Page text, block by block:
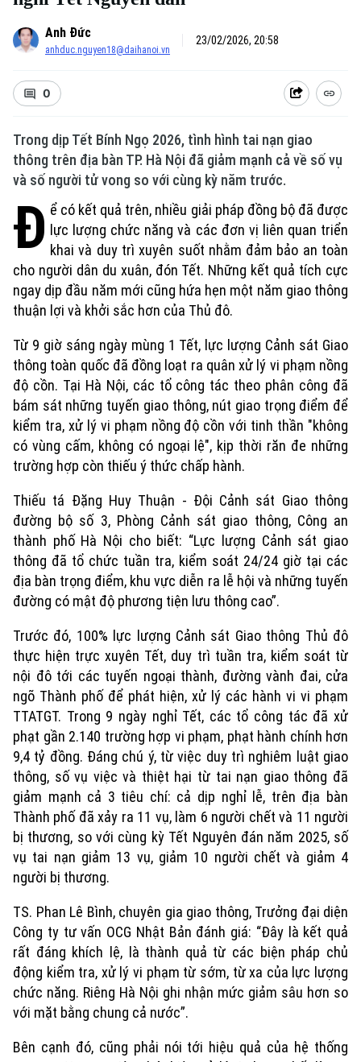
Xu hướng
Anh Đức
anhduc.nguyen18@daihanoi.vn
23/02/2026, 20:58
0
Trong dịp Tết Bính Ngọ 2026, tình hình tai nạn giao
thông trên địa bàn TP. Hà Nội đã giảm mạnh cả về số vụ
và số người tử vong so với cùng kỳ năm trước.
Đ ể có kết quả trên, nhiều giải pháp đồng bộ đã được
lực lượng chức năng và các đơn vị liên quan triển
khai và duy trì xuyên suốt nhằm đảm bảo an toàn
cho người dân du xuân, đón Tết. Những kết quả tích cực
ngay dịp đầu năm mới cũng hứa hẹn một năm giao thông
thuận lợi và khởi sắc hơn của Thủ đô.
Từ 9 giờ sáng ngày mùng 1 Tết, lực lượng Cảnh sát Giao
thông toàn quốc đã đồng loạt ra quân xử lý vi phạm nồng
độ cồn. Tại Hà Nội, các tổ công tác theo phân công đã
bám sát những tuyến giao thông, nút giao trọng điểm để
kiểm tra, xử lý vi phạm nồng độ cồn với tinh thần "không
có vùng cấm, không có ngoại lệ", kịp thời răn đe những
trường hợp còn thiếu ý thức chấp hành.
Thiếu tá Đặng Huy Thuận - Đội Cảnh sát Giao thông
đường bộ số 3, Phòng Cảnh sát giao thông, Công an
thành phố Hà Nội cho biết: “Lực lượng Cảnh sát giao
thông đã tổ chức tuần tra, kiểm soát 24/24 giờ tại các
địa bàn trọng điểm, khu vực diễn ra lễ hội và những tuyến
đường có mật độ phương tiện lưu thông cao”.
Trước đó, 100% lực lượng Cảnh sát Giao thông Thủ đô
thực hiện trực xuyên Tết, duy trì tuần tra, kiểm soát từ
nội đô tới các tuyến ngoại thành, đường vành đai, cửa
ngõ Thành phố để phát hiện, xử lý các hành vi vi phạm
TTATGT. Trong 9 ngày nghỉ Tết, các tổ công tác đã xử
phạt gần 2.140 trường hợp vi phạm, phạt hành chính hơn
9,4 tỷ đồng. Đáng chú ý, từ việc duy trì nghiêm luật giao
thông, số vụ việc và thiệt hại từ tai nạn giao thông đã
giảm mạnh cả 3 tiêu chí: cả dịp nghỉ lễ, trên địa bàn
Thành phố đã xảy ra 11 vụ, làm 6 người chết và 11 người
bị thương, so với cùng kỳ Tết Nguyên đán năm 2025, số
vụ tai nạn giảm 13 vụ, giảm 10 người chết và giảm 4
người bị thương.
TS. Phan Lê Bình, chuyên gia giao thông, Trưởng đại diện
Công ty tư vấn OCG Nhật Bản đánh giá: “Đây là kết quả
rất đáng khích lệ, là thành quả từ các biện pháp chủ
động kiểm tra, xử lý vi phạm từ sớm, từ xa của lực lượng
chức năng. Riêng Hà Nội ghi nhận mức giảm sâu hơn so
với mặt bằng chung cả nước”.
Bên cạnh đó, cũng phải nói tới hiệu quả của hệ thống